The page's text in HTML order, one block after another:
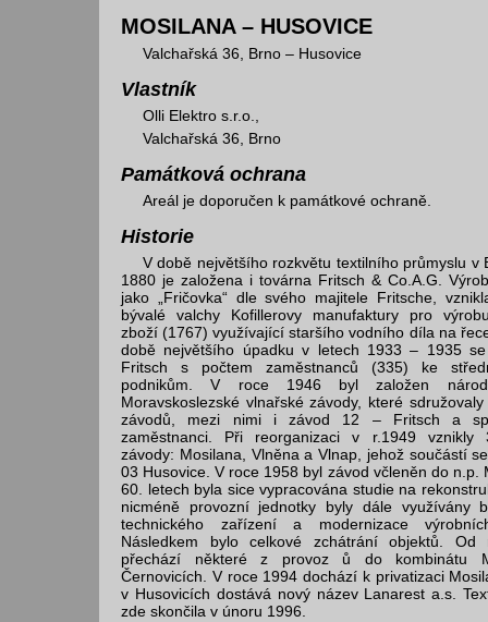
MOSILANA – HUSOVICE
Valchařská 36, Brno – Husovice
Vlastník
Olli Elektro s.r.o.,
Valchařská 36, Brno
Památková ochrana
Areál je doporučen k památkové ochraně.
Historie
V době největšího rozkvětu textilního průmyslu v
1880 je založena i továrna Fritsch & Co.A.G.
jako „Fričovka“ dle svého majitele Fritsche,
bývalé valchy Kofillerovy manufaktury pro
zboží (1767) využívající staršího vodního díla na
době největšího úpadku v letech 1933 – 1935
Fritsch s počtem zaměstnanců (335) ke
podnikům. V roce 1946 byl založen
Moravskoslezské vlnařské závody, které
závodů, mezi nimi i závod 12 – Fritsch a
zaměstnanci. Při reorganizaci v r.1949 vznikly
závody: Mosilana, Vlněna a Vlnap, jehož součástí
03 Husovice. V roce 1958 byl závod včleněn do n.p.
60. letech byla sice vypracována studie na
nicméně provozní jednotky byly dále využívány
technického zařízení a modernizace
Následkem bylo celkové zchátrání objektů. Od
přechází některé z provoz ů do kombinátu
Černovicích. V roce 1994 dochází k privatizaci
v Husovicích dostává nový název Lanarest a.s.
zde skončila v únoru 1996.